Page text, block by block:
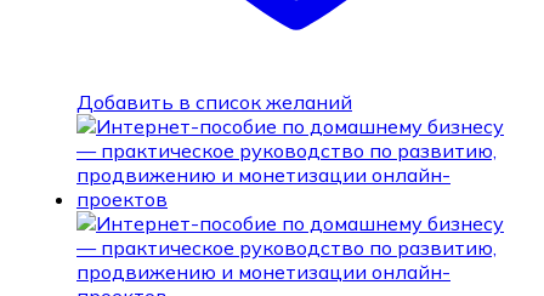
Добавить в список желаний